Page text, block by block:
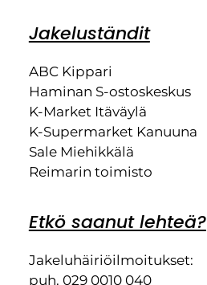
Jakeluständit
ABC Kippari
Haminan S-ostoskeskus
K-Market Itäväylä
K-Supermarket Kanuuna
Sale Miehikkälä
Reimarin toimisto
Etkö saanut lehteä?
Jakeluhäiriöilmoitukset:
puh. 029 0010 040